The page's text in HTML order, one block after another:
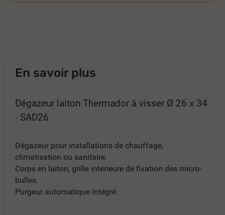
En savoir plus
Dégazeur laiton Thermador à visser Ø 26 x 34
- SAD26
Dégazeur pour installations de chauffage,
climatisation ou sanitaire.
Corps en laiton, grille intérieure de fixation des micro-
bulles.
Purgeur automatique intégré.